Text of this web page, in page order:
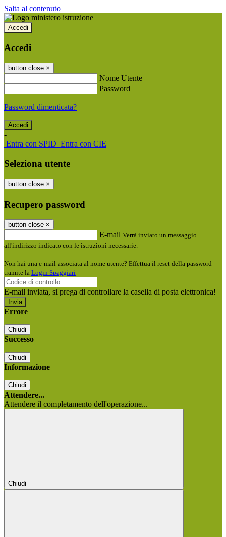
Salta al contenuto
Accedi
Accedi
button close ×
Nome Utente
Password
Password dimenticata?
-
Entra con SPID Entra con CIE
Seleziona utente
button close ×
Recupero password
button close ×
E-mail Verrà inviato un messaggio
all'indirizzo indicato con le istruzioni necessarie.
Non hai una e-mail associata al nome utente? Effettua il reset della password
tramite la Login Spaggiari
E-mail inviata, si prega di controllare la casella di posta elettronica!
Errore
Chiudi
Successo
Chiudi
Informazione
Chiudi
Attendere...
Attendere il completamento dell'operazione...
Chiudi